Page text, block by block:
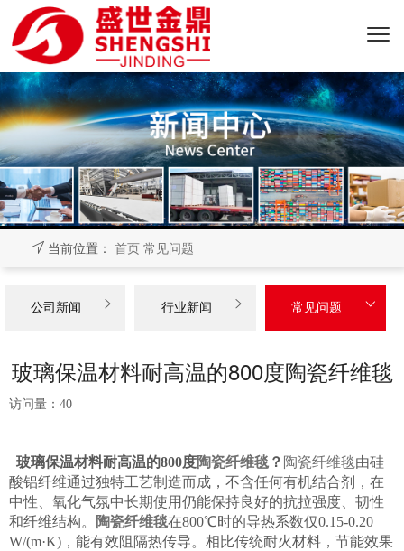
当前位置： 首页 常见问题
公司新闻  行业新闻  常见问题 
玻璃保温材料耐高温的800度陶瓷纤维毯
访问量： 40
玻璃保温材料耐高温的800度陶瓷纤维毯 ？ 陶瓷纤维毯由硅
酸铝纤维通过独特工艺制造而成，不含任何有机结合剂，在
中性、氧化气氛中长期使用仍能保持良好的抗拉强度、韧性
和纤维结构。
陶瓷纤维毯在800℃时的导热系数仅0.15-0.20
W/(m·K)，能有效阻隔热传导。相比传统耐火材料，节能效果